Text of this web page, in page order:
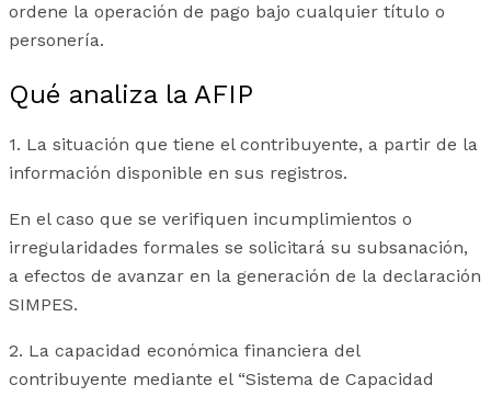
ordene la operación de pago bajo cualquier título o
personería.
Qué analiza la AFIP
1. La situación que tiene el contribuyente, a partir de la
información disponible en sus registros.
En el caso que se verifiquen incumplimientos o
irregularidades formales se solicitará su subsanación,
a efectos de avanzar en la generación de la declaración
SIMPES.
2. La capacidad económica financiera del
contribuyente mediante el “Sistema de Capacidad